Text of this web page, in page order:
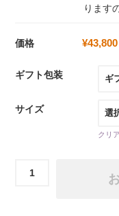
ります
価格 ¥43,800
ギフト包装
サイズ
クリア